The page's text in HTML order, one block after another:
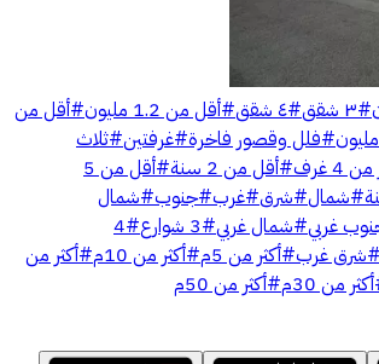
#٣ شقق #٤ شقق #أقل من 1.2 مليون #أقل من
#فلل وقصور فاخرة#غرفتين#ثلاث
4 غرف #أقل من 2 سنة #
أقل من 5
#شمال#شرق#غرب#جنوب#شمال
غربي#شمال غربي#3 شوارع #
4
#شرق غرب#أكثر من 5م #أكثر من 10م #أكثر من
أكثر من 30م #أكثر من 50م